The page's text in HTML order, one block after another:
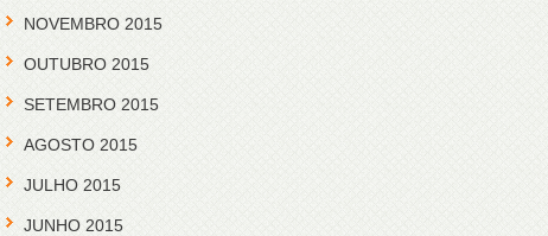
NOVEMBRO 2015
OUTUBRO 2015
SETEMBRO 2015
AGOSTO 2015
JULHO 2015
JUNHO 2015